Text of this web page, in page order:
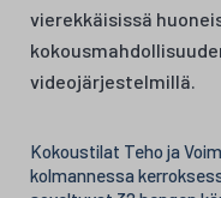
vierekkäisissä
videojärjestelmillä.
Kokoustilat Teho ja
kolmannessa